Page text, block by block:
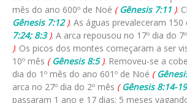
mês do ano 600º de Noé (Gênesis 7:11 ).
Gênesis 7:12). As águas prevaleceram 150
7:24; 8:3). A arca repousou no 17º dia do
). Os picos dos montes começaram a ser
10º mês (Gênesis 8:5). Removeu-se a
dia do 1º mês do ano 601º de Noé (
arca no 27º dia do 2º mês (Gênesis 8:14-19
passaram 1 ano e 17 dias: 5 meses